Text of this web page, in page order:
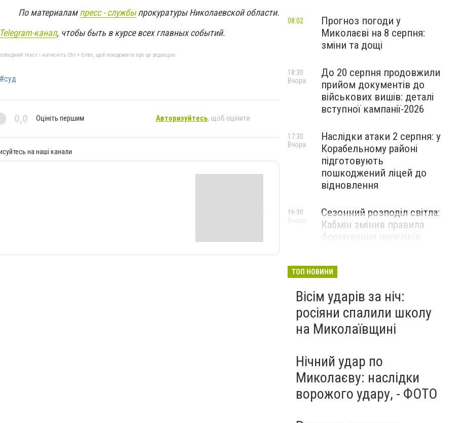
По материалампресс - службыпрокуратуры Николаевской области.
Telegram-канал, чтобы быть в курсе всех главных событий.
текст і натисніть Ctrl + Enter, щоб повідомити про це редакцію
#суд
0,0 Оцініть першим Авторизуйтесь, щоб оцінити
на наші канали
Прогноз погоди у
Миколаєві на 8 серпня:
зміни та дощі
08:02
До 20 серпня продовжили
прийом документів до
військових вишів: деталі
вступної кампанії-2026
18:30
Вчора
Наслідки атаки 2 серпня: у
Корабельному районі
підготовують
пошкоджений ліцей до
відновлення
17:30
Вчора
Сезонний розподіл світла:
Кабмін змінив правила
16:30
Вчора
ТОП НОВИНИ
Вісім ударів за ніч:
росіяни спалили школу
на Миколаївщині
Нічний удар по
Миколаєву: наслідки
ворожого удару, - ФОТО